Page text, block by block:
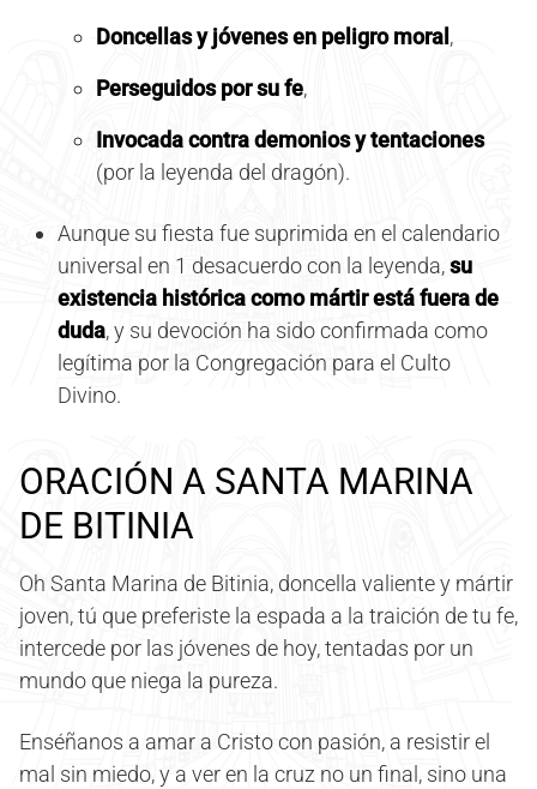
Doncellas y jóvenes en peligro moral ,
Perseguidos por su fe,
Invocada contra demonios y tentaciones
(por la leyenda del dragón).
Aunque su fiesta fue suprimida en el calendario
universal en 1 desacuerdo con la leyenda,su
existencia histórica como mártir está fuera de
duda, y su devoción ha sido confirmada como
legítima por la Congregación para el Culto
Divino.
ORACIÓN A SANTA MARINA
DE BITINIA
Oh Santa Marina de Bitinia, doncella valiente y mártir
joven, tú que preferiste la espada a la traición de tu fe,
intercede por las jóvenes de hoy, tentadas por un
mundo que niega la pureza.
Enséñanos a amar a Cristo con pasión, a resistir el
mal sin miedo, y a ver en la cruz no un final, sino una